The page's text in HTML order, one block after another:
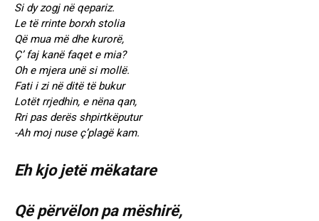
Si dy zogj në qepariz.
Le të rrinte borxh stolia
Që mua më dhe kurorë,
Ç’ faj kanë faqet e mia?
Oh e mjera unë si mollë.
Fati i zi në ditë të bukur
Lotët rrjedhin, e nëna qan,
Rri pas derës shpirtkëputur
-Ah moj nuse ç’plagë kam.
Eh kjo jetë mëkatare
Që përvëlon pa mëshirë,